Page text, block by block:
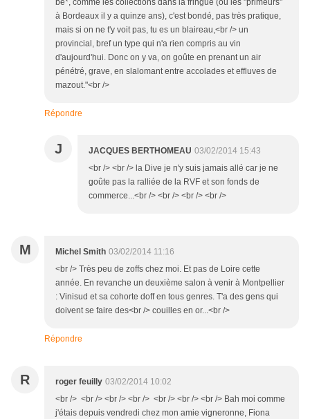
be*, comme les collections dans la fringue (ou les "primeurs"
à Bordeaux il y a quinze ans), c'est bondé, pas très pratique,
mais si on ne t'y voit pas, tu es un blaireau,<br /> un
provincial, bref un type qui n'a rien compris au vin
d'aujourd'hui. Donc on y va, on goûte en prenant un air
pénétré, grave, en slalomant entre accolades et effluves de
mazout."<br />
Répondre
J JACQUES BERTHOMEAU 03/02/2014 15:43
<br /> <br /> la Dive je n'y suis jamais allé car je ne
goûte pas la ralliée de la RVF et son fonds de
commerce...<br /> <br /> <br /> <br />
M Michel Smith 03/02/2014 11:16
<br /> Très peu de zoffs chez moi. Et pas de Loire cette
année. En revanche un deuxième salon à venir à Montpellier
: Vinisud et sa cohorte doff en tous genres. T'a des gens qui
doivent se faire des<br /> couilles en or...<br />
Répondre
R roger feuilly 03/02/2014 10:02
<br /> <br /> <br /> <br /> <br /> <br /> <br /> Bah moi comme
j'étais depuis vendredi chez mon amie vigneronne, Fiona